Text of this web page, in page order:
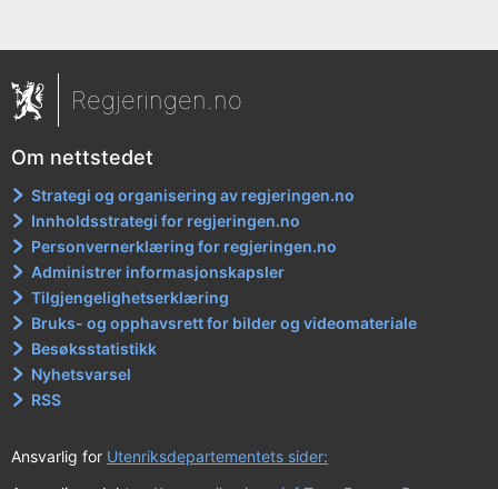
Regjeringen.no
Om nettstedet
Strategi og organisering av regjeringen.no
Innholdsstrategi for regjeringen.no
Personvernerklæring for regjeringen.no
Administrer informasjonskapsler
Tilgjengelighetserklæring
Bruks- og opphavsrett for bilder og videomateriale
Besøksstatistikk
Nyhetsvarsel
RSS
Ansvarlig for Utenriksdepartementets sider: